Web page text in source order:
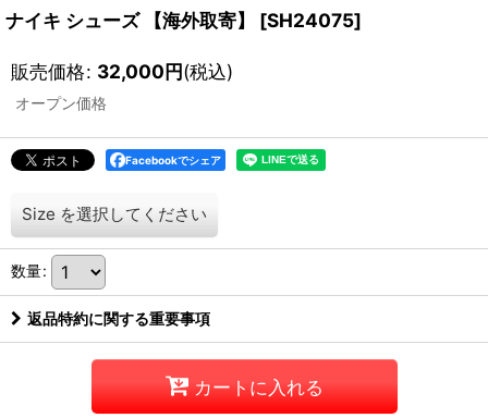
ナイキ シューズ 【海外取寄】
[SH24075]
販売価格: 32,000円(税込)
オープン価格
Facebookでシェア
Size を選択してください
数量:
返品特約に関する重要事項
カートに入れる